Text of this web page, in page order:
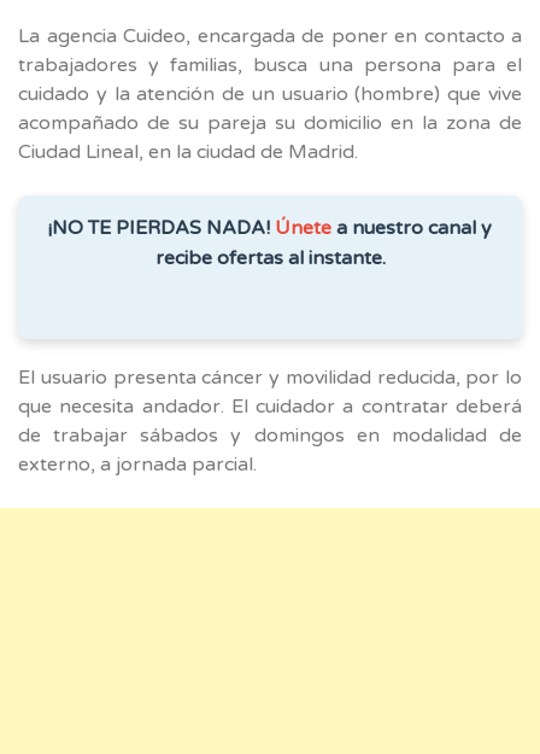
La agencia Cuideo, encargada de poner en contacto a
trabajadores y familias, busca una persona para el
cuidado y la atención de un usuario (hombre) que vive
acompañado de su pareja su domicilio en la zona de
Ciudad Lineal, en la ciudad de Madrid.
¡NO TE PIERDAS NADA! Únete a nuestro canal y
recibe ofertas al instante.
El usuario presenta cáncer y movilidad reducida, por lo
que necesita andador. El cuidador a contratar deberá
de trabajar sábados y domingos en modalidad de
externo, a jornada parcial.